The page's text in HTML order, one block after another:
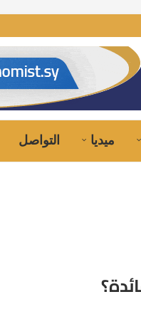
إلى سوريا
ميديا التواصل